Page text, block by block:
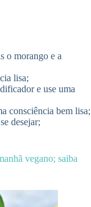
o morango e a
lisa;
e use uma
consciência bem lisa;
desejar;
vegano; saiba